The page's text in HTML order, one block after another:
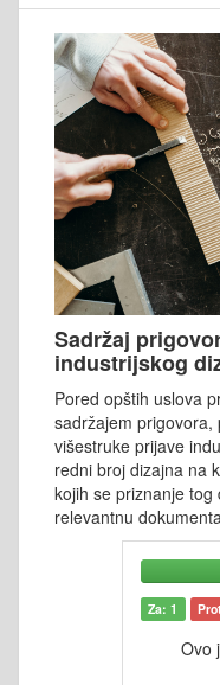
Sadržaj
industrijskog
Pored opštih uslova
sadržajem prigovora,
višestruke prijave
redni broj dizajna na
kojih se priznanje
relevantnu
Za: 1
Ovo